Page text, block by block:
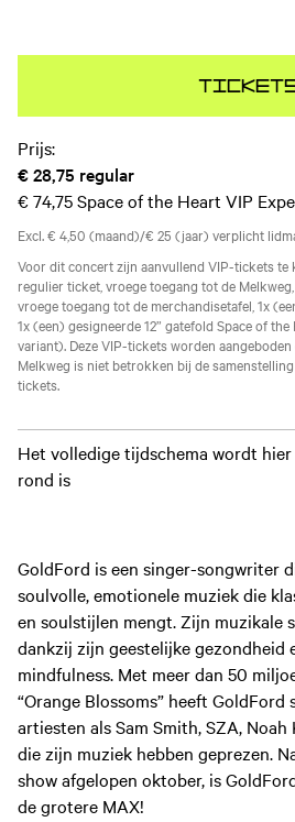
Prijs:
€ 28,75 regular
€ 74,75Space of the Heart VIP
Excl. € 4,50 (maand)/€ 25 (jaar) verplicht
Voor dit concert zijn aanvullend VIP-tickets te
regulier ticket, vroege toegang tot de
vroege toegang tot de merchandisetafel, 1x
1x (een) gesigneerde 12” gatefold Space of
variant). Deze VIP-tickets worden
Melkweg is niet betrokken bij de
tickets.
Het volledige tijdschema wordt
rond is
GoldFord is een singer-songwriter
soulvolle, emotionele muziek die
en soulstijlen mengt. Zijn muzikale
dankzij zijn geestelijke gezondheid
mindfulness. Met meer dan 50
“Orange Blossoms” heeft GoldFord
artiesten als Sam Smith, SZA, Noah
die zijn muziek hebben geprezen.
show afgelopen oktober, is
de grotere MAX!